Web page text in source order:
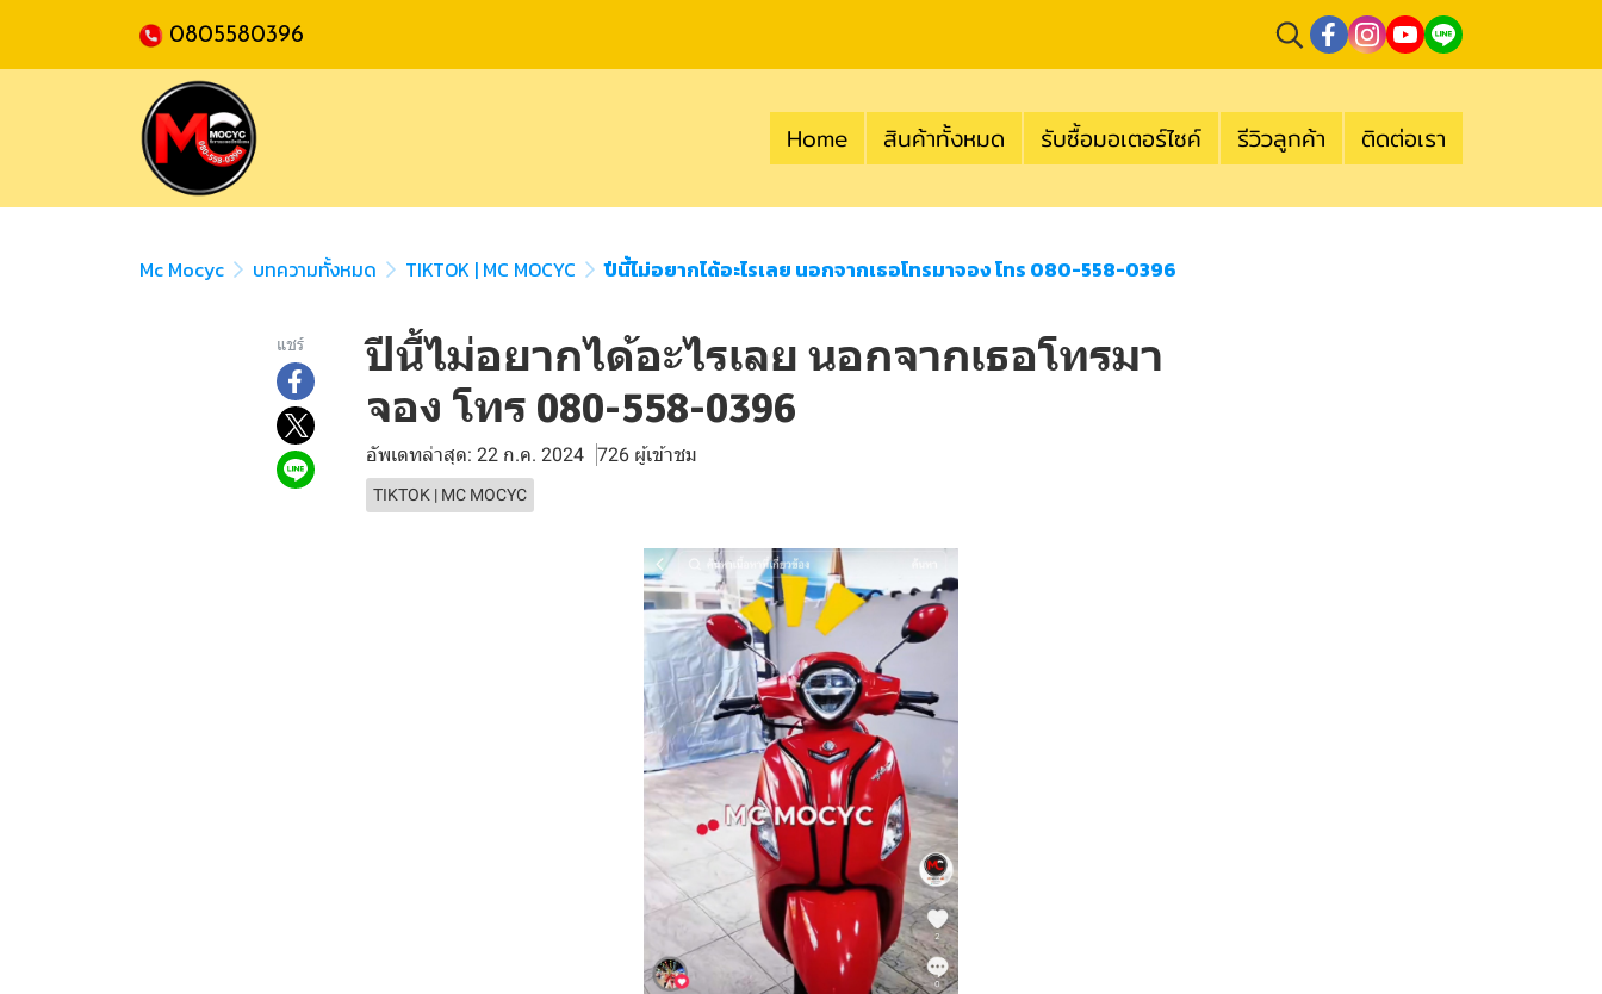
0805580396
Home สินค้าทั้งหมด รับซื้อมอเตอร์ไซค์ รีวิวลูกค้า ติดต่อเรา
Mc Mocyc บทความทั้งหมด TIKTOK | MC MOCYC ปีนี้ไม่อยากได้อะไรเลย นอกจากเธอโทรมาจอง โทร 080-558-0396
แชร์
ปีนี้ไม่อยากได้อะไรเลย นอกจากเธอโทรมา
จอง โทร 080-558-0396
อัพเดทล่าสุด: 22 ก.ค. 2024 726 ผู้เข้าชม
TIKTOK | MC MOCYC